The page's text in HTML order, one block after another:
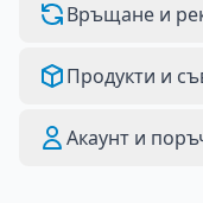
Връщане и
Продукти и
Акаунт и